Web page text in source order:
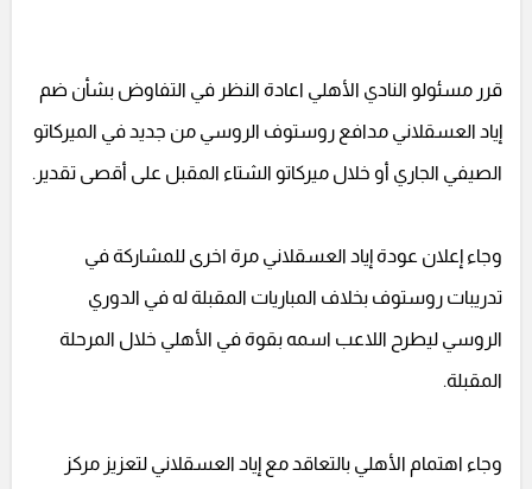
قرر مسئولو النادي الأهلي اعادة النظر في التفاوض بشأن ضم
إياد العسقلاني مدافع روستوف الروسي من جديد في الميركاتو
الصيفي الجاري أو خلال ميركاتو الشتاء المقبل على أقصى تقدير.
وجاء إعلان عودة إياد العسقلاني مرة اخرى للمشاركة في
تدريبات روستوف بخلاف المباريات المقبلة له في الدوري
الروسي ليطرح اللاعب اسمه بقوة في الأهلي خلال المرحلة
المقبلة.
وجاء اهتمام الأهلي بالتعاقد مع إياد العسقلاني لتعزيز مركز